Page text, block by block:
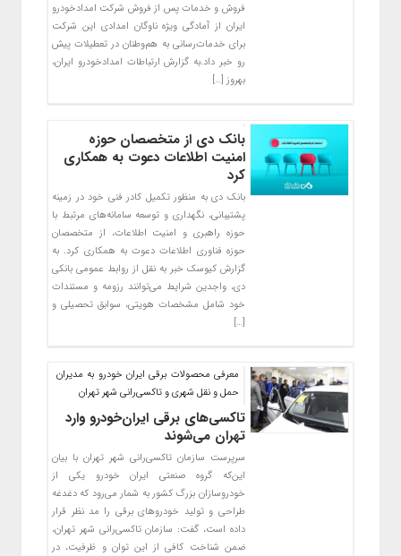
فروش و خدمات پس از فروش شرکت امدادخودرو
ایران از آمادگی ویژه ناوگان امدادی این شرکت
برای خدمات‌رسانی به هم‌وطنان در تعطیلات پیش
رو خبر داد.به گزارش ارتباطات امدادخودرو ایران،
بهروز […]
بانک دی از متخصصان حوزه
امنیت اطلاعات دعوت به همکاری
کرد
بانک دی به منظور تکمیل کادر فنی خود در زمینه
پشتیبانی، نگهداری و توسعه سامانه‌های مرتبط با
حوزه راهبری و امنیت اطلاعات، از متخصصان
حوزه فناوری اطلاعات دعوت به همکاری کرد. به
گزارش کیوسک خبر به نقل از روابط عمومی بانکی
دی، واجدین شرایط می‌توانند رزومه و مستندات
خود شامل مشخصات هویتی، سوابق تحصیلی و
[…]
معرفی محصولات برقی ایران خودرو به مدیران
حمل و نقل شهری و تاکسی‌رانی شهر تهران
تاکسی‌های برقی ایران‌خودرو وارد
تهران می‌شوند
سرپرست سازمان تاکسی‌رانی شهر تهران با بیان
این‌که گروه صنعتی ایران خودرو یکی از
خودروسازان بزرگ‌ کشور به شمار می‌رود که دغدغه
طراحی و تولید خودروهای برقی را مد نظر قرار
داده است، گفت: سازمان تاکسی‌رانی شهر تهران،
ضمن شناخت کافی از این توان و ظرفیت، در